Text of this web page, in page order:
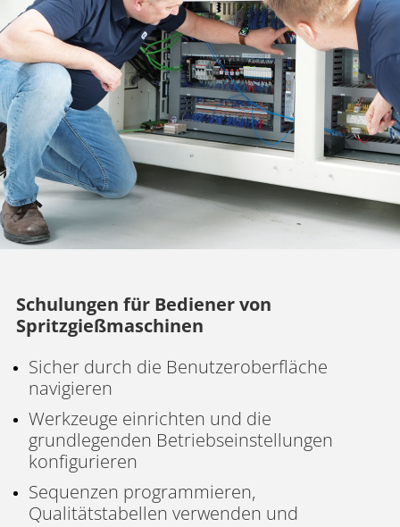
Schulungen für Bediener von
Spritzgießmaschinen
Sicher durch die Benutzeroberfläche
navigieren
Werkzeuge einrichten und die
grundlegenden Betriebseinstellungen
konfigurieren
Sequenzen programmieren,
Qualitätstabellen verwenden und